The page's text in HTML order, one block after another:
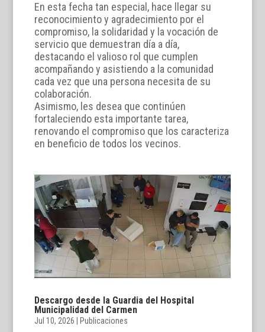
En esta fecha tan especial, hace llegar su
reconocimiento y agradecimiento por el
compromiso, la solidaridad y la vocación de
servicio que demuestran día a día,
destacando el valioso rol que cumplen
acompañando y asistiendo a la comunidad
cada vez que una persona necesita de su
colaboración.
Asimismo, les desea que continúen
fortaleciendo esta importante tarea,
renovando el compromiso que los caracteriza
en beneficio de todos los vecinos.
Descargo desde la Guardia del Hospital
Municipalidad del Carmen
Jul 10, 2026 Publicaciones